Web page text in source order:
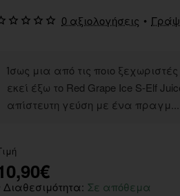
Ίσως μια από τις ποιο
εκεί έξω το Red Grape Ice S-Elf
απίστευτη γεύση με ένα πραγμ...
0 αξιολογήσεις •
Διαθεσιμότητα: Σε απόθεμα